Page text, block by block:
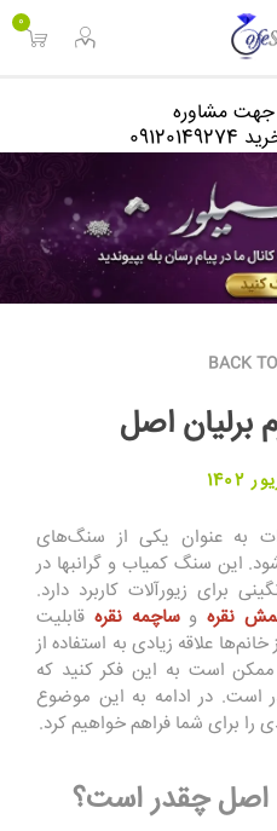
0
مشاوره
BACK
برلیان اصل
به عنوان یکی از سنگ‌های
ود. این سنگکمیاب و گرانبها در
ی برای زیورآلاتکاربرد دارد.
نقرهوساچمه نقره قابلیت
خانمها علاقه زیادی به استفاده از
ممکن است به این فکر کنید که
است. در ادامه به این موضوع
را برای شما فراهمخواهیمکرد.
اصل چقدر است؟